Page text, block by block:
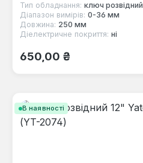
Тип обладнання: ключ розвідний
Діапазон вимірів: 0-36 мм
Довжина: 250 мм
Діелектричне покриття: ні
Звичайна ціна:
650,00 ₴
В наявності